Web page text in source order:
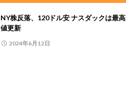
NY株反落、120ドル安 ナスダックは最高
値更新
2024年6月12日